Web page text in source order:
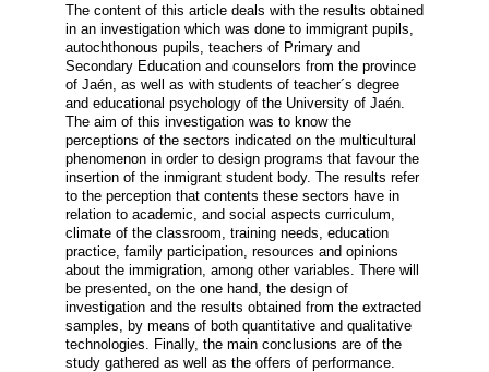
The content of this article deals with the results obtained
in an investigation which was done to immigrant pupils,
autochthonous pupils, teachers of Primary and
Secondary Education and counselors from the province
of Jaén, as well as with students of teacher´s degree
and educational psychology of the University of Jaén.
The aim of this investigation was to know the
perceptions of the sectors indicated on the multicultural
phenomenon in order to design programs that favour the
insertion of the inmigrant student body. The results refer
to the perception that contents these sectors have in
relation to academic, and social aspects curriculum,
climate of the classroom, training needs, education
practice, family participation, resources and opinions
about the immigration, among other variables. There will
be presented, on the one hand, the design of
investigation and the results obtained from the extracted
samples, by means of both quantitative and qualitative
technologies. Finally, the main conclusions are of the
study gathered as well as the offers of performance.